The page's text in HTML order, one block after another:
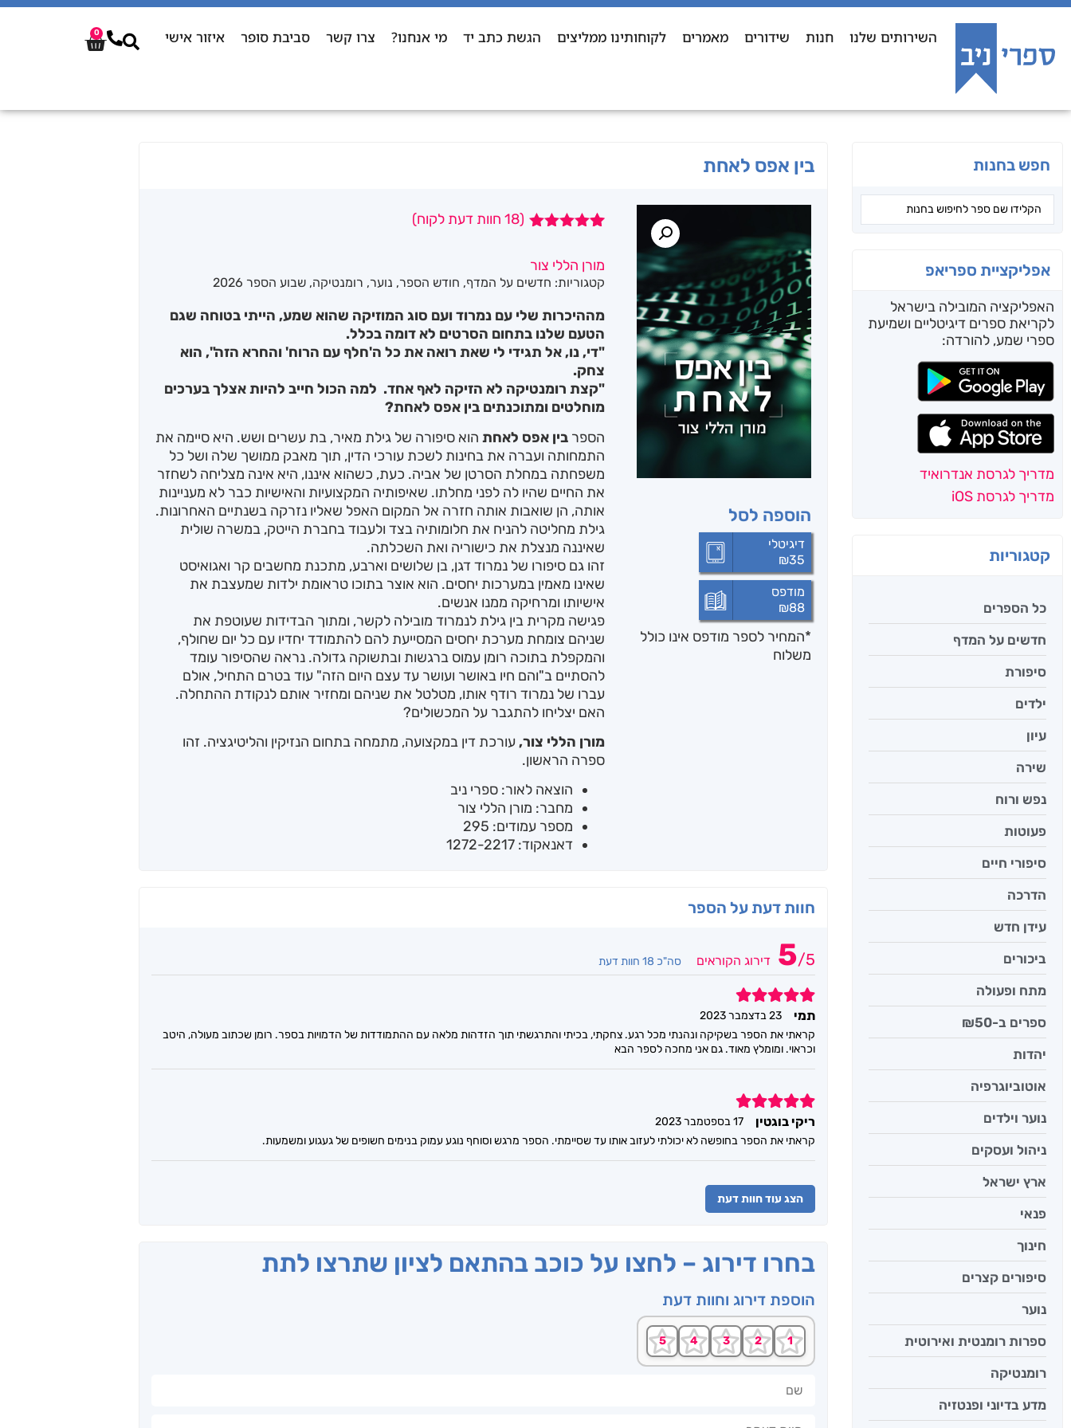
השירותים שלנו חנות שידורים מאמרים לקוחותינו ממליצים הגשת כתב יד מי אנחנו? צרו קשר סביבת סופר איזור אישי 0
חפש בחנות
אפליקציית ספריאפ
האפליקציה המובילה בישראל
לקריאת ספרים דיגיטליים ושמיעת
ספרי שמע, להורדה:
מדריך לגרסת אנדרואיד
מדריך לגרסת iOS
קטגוריות
כל הספרים
חדשים על המדף
סיפורת
ילדים
עיון
שירה
נפש ורוח
פעוטות
סיפורי חיים
הדרכה
עידן חדש
ביכורים
מתח ופעולה
ספרים ב-₪50
יהדות
אוטוביוגרפיה
נוער וילדים
ניהול ועסקים
ארץ ישראל
פנאי
חינוך
סיפורים קצרים
נוער
ספרות רומנטית ואירוטית
רומנטיקה
מדע בדיוני ופנטזיה
בין אפס לאחת
הוספה לסל
דיגיטלי
₪35
מודפס
₪88
*המחיר לספר מודפס אינו כולל
משלוח
מבוסס על
דירוגים של
(
18 חוות דעת לקוח)
מורן הללי צור
קטגוריות: חדשים על המדף, חודש הספר, נוער, רומנטיקה, שבוע הספר 2026
מההיכרות שלי עם נמרוד ועם סוג המוזיקה שהוא שמע, הייתי בטוחה שגם
הטעם שלנו בתחום הסרטים לא דומה בכלל.
"די, נו, אל תגידי לי שאת רואה את כל ה'חלף עם הרוח' והחרא הזה", הוא
צחק.
"קצת רומנטיקה לא הזיקה לאף אחד. למה הכול חייב להיות אצלך בערכים
מוחלטים ומתוכנתים בין אפס לאחת?
הספר בין אפס לאחת הוא סיפורה של גילת מאיר, בת עשרים ושש. היא סיימה את
התמחותה ועברה את בחינות לשכת עורכי הדין, תוך מאבק ממושך שלה ושל כל
משפחתה במחלת הסרטן של אביה. כעת, כשהוא איננו, היא אינה מצליחה לשחזר
את החיים שהיו לה לפני מחלתו. שאיפותיה המקצועיות והאישיות כבר לא מעניינות
אותה, הן שואבות אותה חזרה אל המקום האפל שאליו נזרקה בשנתיים האחרונות.
גילת מחליטה להניח את חלומותיה בצד ולעבוד בחברת הייטק, במשרה שולית
שאיננה מנצלת את כישוריה ואת השכלתה.
זהו גם סיפורו של נמרוד דגן, בן שלושים וארבע, מתכנת מחשבים קר ואגואיסט
שאינו מאמין במערכות יחסים. הוא אוצר בתוכו טראומת ילדות שמעצבת את
אישיותו ומרחיקה ממנו אנשים.
פגישה מקרית בין גילת לנמרוד מובילה לקשר, ומתוך הבדידות שעוטפת את
שניהם צומחת מערכת יחסים המסייעת להם להתמודד יחדיו עם כל יום שחולף,
והמקפלת בתוכה רומן עמוס ברגשות ובתשוקה גדולה. נראה שהסיפור עומד
להסתיים ב"והם חיו באושר ועושר עד עצם היום הזה" עוד בטרם התחיל, אולם
עברו של נמרוד רודף אותו, מטלטל את שניהם ומחזיר אותם לנקודת ההתחלה.
האם יצליחו להתגבר על המכשולים?
מורן הללי צור,עורכת דין במקצועה, מתמחה בתחום הנזיקין והליטיגציה. זהו
ספרה הראשון.
הוצאה לאור: ספרי ניב
מחבר: מורן הללי צור
מספר עמודים: 295
דאנאקוד: 1272-2217
חוות דעת על הספר
5/5 דירוג הקוראים סה"כ 18 חוות דעת
5
תמי
23 בדצמבר 2023
קראתי את הספר בשקיקה ונהנתי מכל רגע. צחקתי, בכיתי והתרגשתי תוך הזדהות מלאה עם ההתמודדות של הדמויות בספר. רומן שכתוב מעולה, היטב
וכראוי. ומומלץ מאוד. גם אני מחכה לספר הבא
5
ריקי בוגטין
17 בספטמבר 2023
קראתי את הספר בחופשה לא יכולתי לעזוב אותו עד שסיימתי. הספר מרגש וסוחף נוגע עמוק בנימים חשופים של געגוע ומשמעות.
הצג עוד חוות דעת
בחרו דירוג – לחצו על כוכב בהתאם לציון שתרצו לתת
הוספת דירוג וחוות דעת